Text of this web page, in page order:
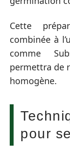
Cette
combinée à
comme
permettra de
homogène.
pour